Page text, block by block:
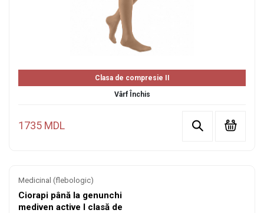
Clasa de compresie II
Vârf Închis
1735 MDL
Medicinal (flebologic)
Ciorapi până la genunchi
mediven active I clasă de